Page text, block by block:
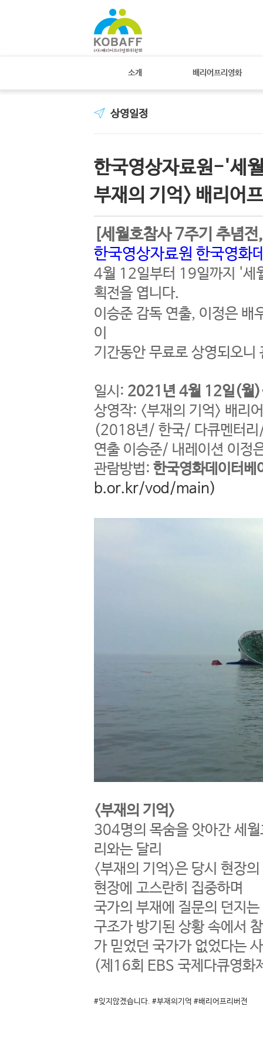
소개 배리어프리영화
상영일정
한국영상자료원-'세
부재의 기억> 배리어
[세월호참사 7주기 추념
한국영상자료원 한국영화
4월 12일부터 19일까지 '세
획전을 엽니다.
이승준 감독 연출, 이정은 배
이
기간동안 무료로 상영되오
일시: 2021년 4월 12일(
상영작: <부재의 기억> 배리
(2018년/ 한국/ 다큐멘터리
연출 이승준/ 내레이션 이정
관람방법: 한국영화데이터
b.or.kr/vod/main)
<부재의 기억>
304명의 목숨을 앗아간 세
리와는 달리
<부재의 기억>은 당시 현장
현장에 고스란히 집중하며
국가의 부재에 질문의 던지
구조가 방기된 상황 속에서
가 믿었던 국가가 없었다는
(제16회 EBS 국제다큐영화
#잊지않겠습니다. #부재의기억 #배리어프리버전